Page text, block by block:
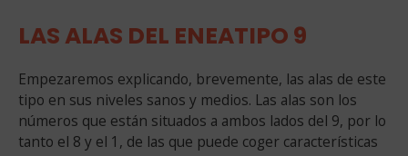
LAS ALAS DEL ENEATIPO 9
Empezaremos explicando, brevemente, las alas de este
tipo en sus niveles sanos y medios. Las alas son los
números que están situados a ambos lados del 9, por lo
tanto el 8 y el 1, de las que puede coger características